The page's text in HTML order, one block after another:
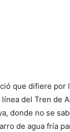
que difiere por
del Tren de
donde no se
de agua fría